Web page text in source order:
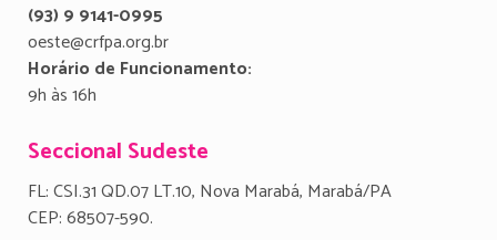
(93) 9 9141-0995
oeste@crfpa.org.br
Horário de Funcionamento:
9h às 16h
Seccional Sudeste
FL: CSI.31 QD.07 LT.10, Nova Marabá, Marabá/PA
CEP: 68507-590.